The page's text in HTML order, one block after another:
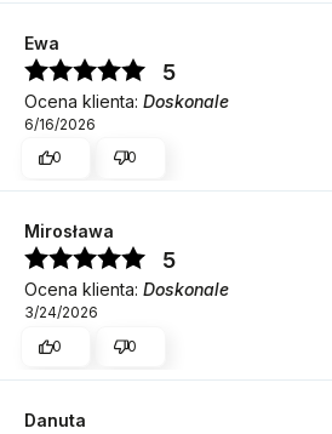
Ewa
5
Ocena klienta: Doskonale
6/16/2026
0
0
Mirosława
5
Ocena klienta: Doskonale
3/24/2026
0
0
Danuta